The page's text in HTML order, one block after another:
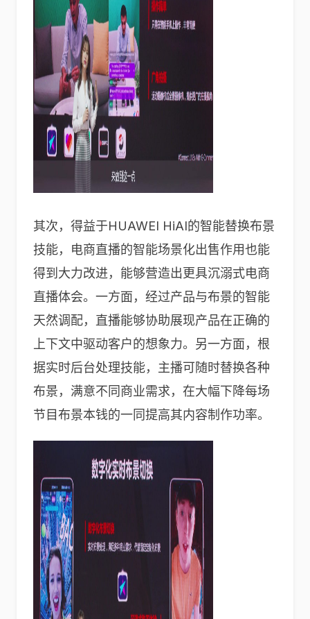
其次，得益于HUAWEI HiAI的智能替换布景
技能，电商直播的智能场景化出售作用也能
得到大力改进，能够营造出更具沉溺式电商
直播体会。一方面，经过产品与布景的智能
天然调配，直播能够协助展现产品在正确的
上下文中驱动客户的想象力。另一方面，根
据实时后台处理技能，主播可随时替换各种
布景，满意不同商业需求，在大幅下降每场
节目布景本钱的一同提高其内容制作功率。